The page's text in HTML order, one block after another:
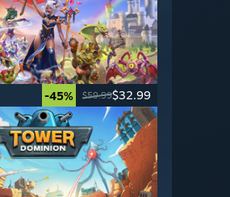
-45% $59.99$32.99